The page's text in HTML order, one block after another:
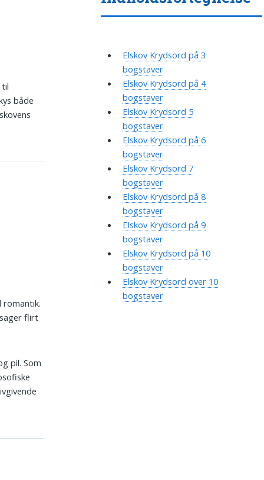
både
romantik.
flirt
pil. Som
Elskov Krydsord på 3
bogstaver
Elskov Krydsord på 4
bogstaver
Elskov Krydsord 5
bogstaver
Elskov Krydsord på 6
bogstaver
Elskov Krydsord 7
bogstaver
Elskov Krydsord på 8
bogstaver
Elskov Krydsord på 9
bogstaver
Elskov Krydsord på 10
bogstaver
Elskov Krydsord over 10
bogstaver